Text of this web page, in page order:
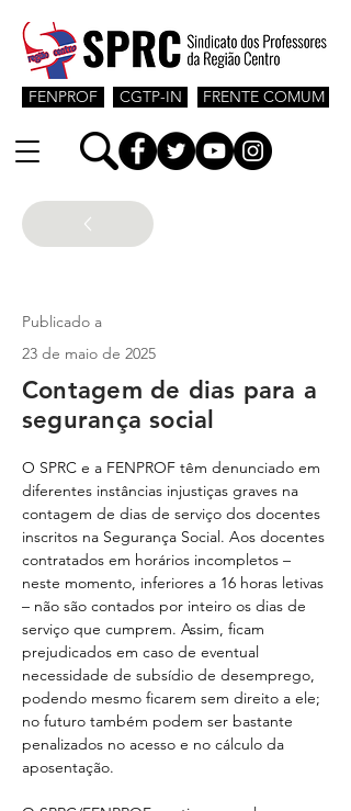
CGTP-IN
FENPROF FRENTE COMUM
Publicado a
23 de maio de 2025
Contagem de dias para a
segurança social
O SPRC e a FENPROF têm denunciado em
diferentes instâncias injustiças graves na
contagem de dias de serviço dos docentes
inscritos na Segurança Social. Aos docentes
contratados em horários incompletos –
neste momento, inferiores a 16 horas letivas
– não são contados por inteiro os dias de
serviço que cumprem. Assim, ficam
prejudicados em caso de eventual
necessidade de subsídio de desemprego,
podendo mesmo ficarem sem direito a ele;
no futuro também podem ser bastante
penalizados no acesso e no cálculo da
aposentação.